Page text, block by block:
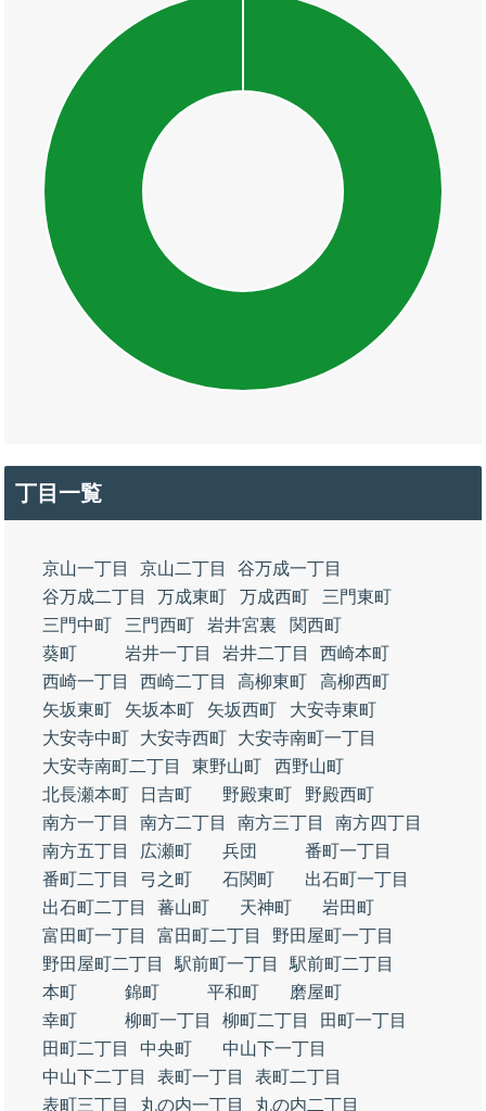
丁目一覧
京山一丁目 京山二丁目
谷万成一丁目
谷万成二丁目
万成東町 万成西町
三門東町
三門中町
三門西町 岩井宮裏
関西町
葵町
岩井一丁目 岩井二丁目
西崎本町
西崎一丁目
西崎二丁目 高柳東町
高柳西町
矢坂東町
矢坂本町 矢坂西町
大安寺東町
大安寺中町
大安寺西町
大安寺南町一丁目
大安寺南町二丁目
東野山町
西野山町
北長瀬本町
日吉町 野殿東町
野殿西町
南方一丁目
南方二丁目 南方三丁目
南方四丁目
南方五丁目
広瀬町 兵団
番町一丁目
番町二丁目
弓之町 石関町
出石町一丁目
出石町二丁目
蕃山町 天神町
岩田町
富田町一丁目
富田町二丁目
野田屋町一丁目
野田屋町二丁目
駅前町一丁目
駅前町二丁目
本町
錦町 平和町
磨屋町
幸町
柳町一丁目 柳町二丁目
田町一丁目
田町二丁目
中央町
中山下一丁目
中山下二丁目
表町一丁目
表町二丁目
表町三丁目
丸の内一丁目 丸の内二丁目